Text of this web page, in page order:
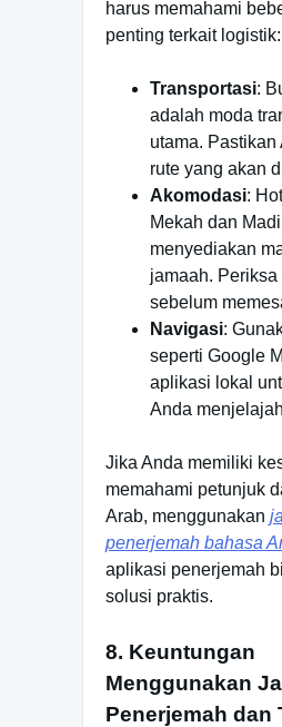
harus memahami
penting terkait logistik:
Transportasi:
adalah moda
utama. Pastikan
rute yang akan
Akomodasi:
Mekah dan
menyediakan
jamaah. Periksa
sebelum
Navigasi:
seperti Google
aplikasi lokal
Anda
Jika Anda memiliki
memahami petunjuk
Arab, menggunakan
penerjemah bahasa
aplikasi penerjemah
solusi praktis.
8. Keuntungan
Menggunakan
Penerjemah dan